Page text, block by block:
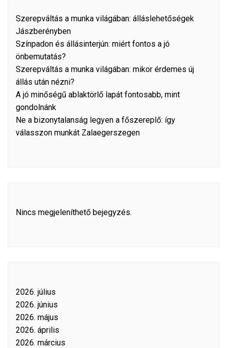
Szerepváltás a munka világában: álláslehetőségek
Jászberényben
Színpadon és állásinterjún: miért fontos a jó
önbemutatás?
Szerepváltás a munka világában: mikor érdemes új
állás után nézni?
A jó minőségű ablaktörlő lapát fontosabb, mint
gondolnánk
Ne a bizonytalanság legyen a főszereplő: így
válasszon munkát Zalaegerszegen
Nincs megjeleníthető bejegyzés.
2026. július
2026. június
2026. május
2026. április
2026. március